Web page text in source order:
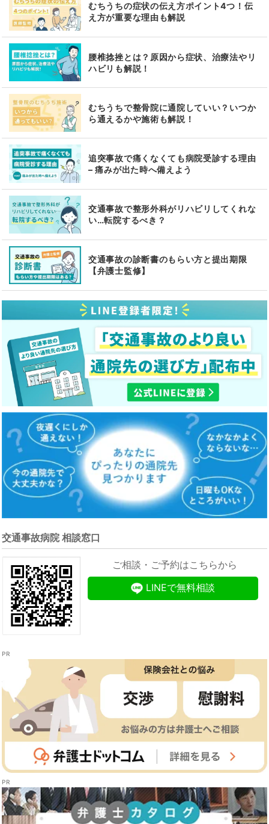
むちうちの症状の伝え方ポイント4つ！伝
え方が重要な理由も解説
腰椎捻挫とは？原因から症状、治療法やリ
ハビリも解説！
むちうちで整骨院に通院していい？いつか
ら通えるかや施術も解説！
追突事故で痛くなくても病院受診する理由
– 痛みが出た時へ備えよう
交通事故で整形外科がリハビリしてくれな
い…転院するべき？
交通事故の診断書のもらい方と提出期限
【弁護士監修】
交通事故病院 相談窓口
ご相談・ご予約はこちらから
LINEで無料相談